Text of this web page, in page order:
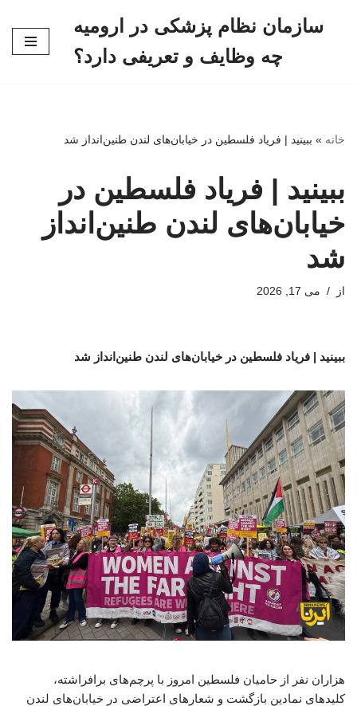
سازمان نظام پزشکی در ارومیه
چه وظایف و تعریفی دارد؟
خانه » ببینید | فریاد فلسطین در خیابان‌های لندن طنین‌انداز شد
ببینید | فریاد فلسطین در
خیابان‌های لندن طنین‌انداز
شد
از می 17, 2026
ببینید | فریاد فلسطین در خیابان‌های لندن طنین‌انداز شد
هزاران نفر از حامیان فلسطین امروز با پرچم‌های برافراشته،
کلیدهای نمادین بازگشت و شعارهای اعتراضی در خیابان‌های لندن